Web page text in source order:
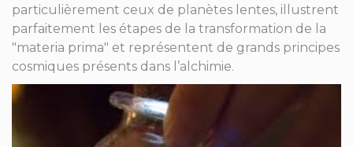
particulièrement ceux de planètes lentes, illustrent
parfaitement les étapes de la transformation de la
"materia prima" et représentent de grands principes
cosmiques présents dans l’alchimie.